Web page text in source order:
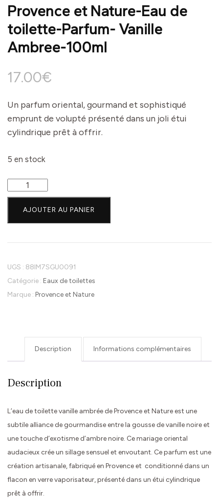
Provence et Nature-Eau de
toilette-Parfum- Vanille
Ambree-100ml
17.00€
Un parfum oriental, gourmand et sophistiqué
emprunt de volupté présenté dans un joli étui
cylindrique prêt à offrir.
5 en stock
quantité
de
Provence
et
de
toilette-
Parfum-
100ml
AJOUTER AU PANIER
UGS : 88IM7SGU0091
Catégorie : Eaux de toilettes
Marque : Provence et Nature
Description Informations complémentaires
Description
L’eau de toilette vanille ambrée de Provence et Nature est une
subtile alliance de gourmandise entre la gousse de vanille noire et
une touche d’exotisme d’ambre noire. Ce mariage oriental
audacieux crée un sillage sensuel et envoutant. Ce parfum est une
création artisanale, fabriqué en Provence et conditionné dans un
flacon en verre vaporisateur, présenté dans un étui cylindrique
prêt à offrir.